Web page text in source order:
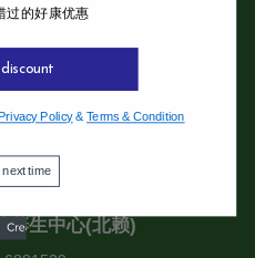
中医诊所
医诊所(槟岛)
Pinang.
- 6:00 PM
养生中心(北赖)
过的好康优惠
Privacy Policy&Terms & Condition
next time